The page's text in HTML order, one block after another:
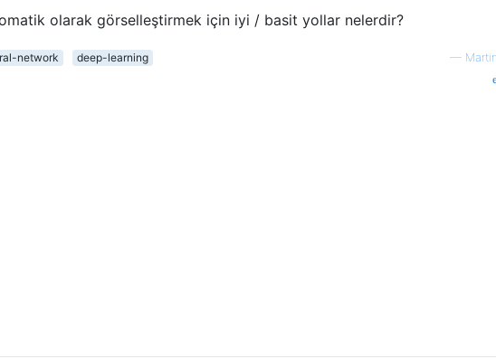
olarak görselleştirmek için iyi / basit yollar nelerdir?
network
deep-learning
—